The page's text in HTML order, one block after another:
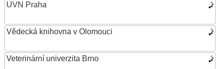
UVN Praha
Vědecká knihovna v Olomouci
Veterinární univerzita Brno